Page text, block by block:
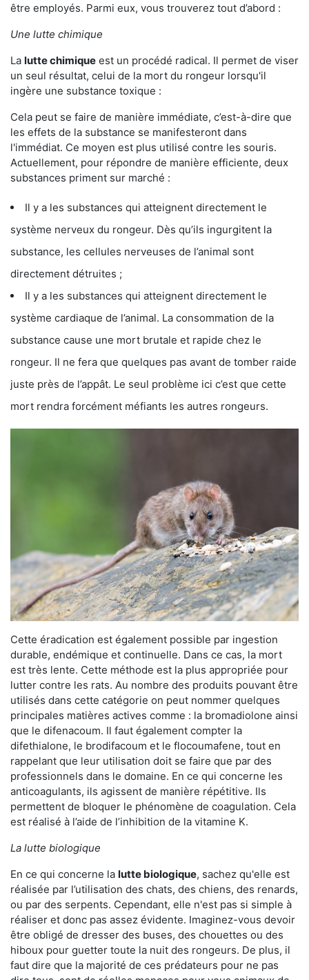
être employés. Parmi eux, vous trouverez tout d’abord :
Une lutte chimique
La lutte chimique est un procédé radical. Il permet de viser
un seul résultat, celui de la mort du rongeur lorsqu'il
ingère une substance toxique :
Cela peut se faire de manière immédiate, c’est-à-dire que
les effets de la substance se manifesteront dans
l'immédiat. Ce moyen est plus utilisé contre les souris.
Actuellement, pour répondre de manière efficiente, deux
substances priment sur marché :
Il y a les substances qui atteignent directement le
système nerveux du rongeur. Dès qu’ils ingurgitent la
substance, les cellules nerveuses de l’animal sont
directement détruites ;
Il y a les substances qui atteignent directement le
système cardiaque de l’animal. La consommation de la
substance cause une mort brutale et rapide chez le
rongeur. Il ne fera que quelques pas avant de tomber raide
juste près de l’appât. Le seul problème ici c’est que cette
mort rendra forcément méfiants les autres rongeurs.
Cette éradication est également possible par ingestion
durable, endémique et continuelle. Dans ce cas, la mort
est très lente. Cette méthode est la plus appropriée pour
lutter contre les rats. Au nombre des produits pouvant être
utilisés dans cette catégorie on peut nommer quelques
principales matières actives comme : la bromadiolone ainsi
que le difenacoum. Il faut également compter la
difethialone, le brodifacoum et le flocoumafene, tout en
rappelant que leur utilisation doit se faire que par des
professionnels dans le domaine. En ce qui concerne les
anticoagulants, ils agissent de manière répétitive. Ils
permettent de bloquer le phénomène de coagulation. Cela
est réalisé à l’aide de l’inhibition de la vitamine K.
La lutte biologique
En ce qui concerne la lutte biologique, sachez qu'elle est
réalisée par l’utilisation des chats, des chiens, des renards,
ou par des serpents. Cependant, elle n'est pas si simple à
réaliser et donc pas assez évidente. Imaginez-vous devoir
être obligé de dresser des buses, des chouettes ou des
hiboux pour guetter toute la nuit des rongeurs. De plus, il
faut dire que la majorité de ces prédateurs pour ne pas